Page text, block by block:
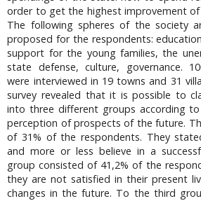
order to get the highest improvement of
The following spheres of the society
proposed for the respondents:
support for the young families, the
state defense, culture, governance.
were interviewed in 19 towns and 31
survey revealed that it is possible to
into three different groups according
perception of prospects of the future.
of 31% of the respondents. They
and more or less believe in a
group consisted of 41,2% of the
they are not satisfied in their present
changes in the future. To the third